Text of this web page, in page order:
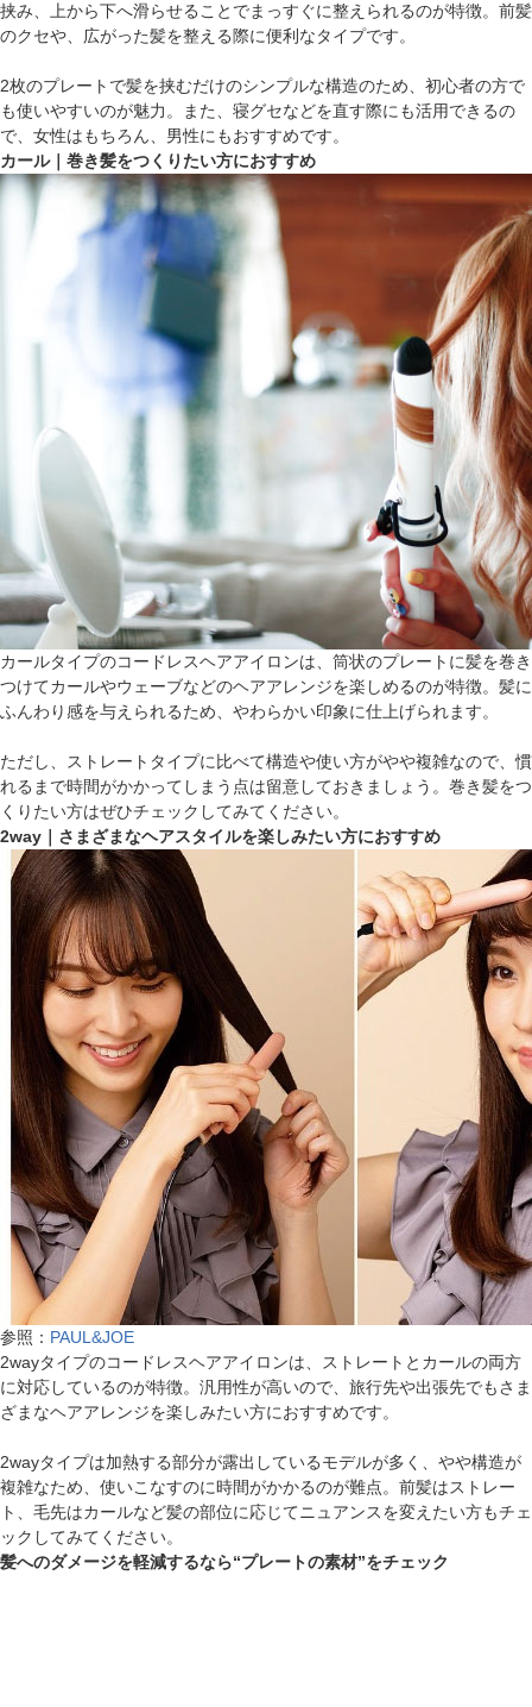
挟み、上から下へ滑らせることでまっすぐに整えられるのが特徴。前髪
のクセや、広がった髪を整える際に便利なタイプです。
2枚のプレートで髪を挟むだけのシンプルな構造のため、初心者の方で
も使いやすいのが魅力。また、寝グセなどを直す際にも活用できるの
で、女性はもちろん、男性にもおすすめです。
カール｜巻き髪をつくりたい方におすすめ
カールタイプのコードレスヘアアイロンは、筒状のプレートに髪を巻き
つけてカールやウェーブなどのヘアアレンジを楽しめるのが特徴。髪に
ふんわり感を与えられるため、やわらかい印象に仕上げられます。
ただし、ストレートタイプに比べて構造や使い方がやや複雑なので、慣
れるまで時間がかかってしまう点は留意しておきましょう。巻き髪をつ
くりたい方はぜひチェックしてみてください。
2way｜さまざまなヘアスタイルを楽しみたい方におすすめ
参照： PAUL&JOE
2wayタイプのコードレスヘアアイロンは、ストレートとカールの両方
に対応しているのが特徴。汎用性が高いので、旅行先や出張先でもさま
ざまなヘアアレンジを楽しみたい方におすすめです。
2wayタイプは加熱する部分が露出しているモデルが多く、やや構造が
複雑なため、使いこなすのに時間がかかるのが難点。前髪はストレー
ト、毛先はカールなど髪の部位に応じてニュアンスを変えたい方もチェ
ックしてみてください。
髪へのダメージを軽減するなら“プレートの素材”をチェック